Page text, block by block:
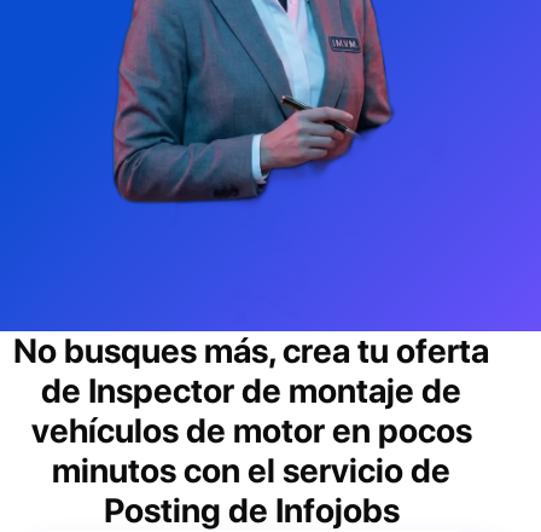
No busques más, crea tu oferta
de Inspector de montaje de
vehículos de motoren pocos
minutos con el servicio de
Posting de Infojobs